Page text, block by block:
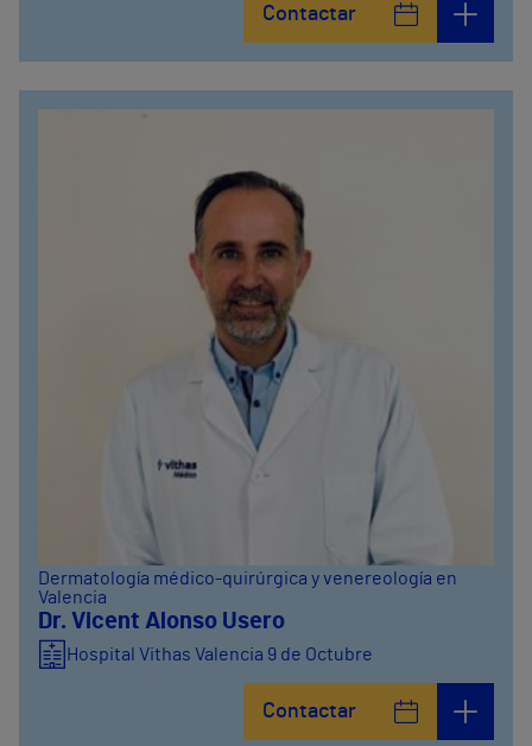
Contactar
Dermatología médico-quirúrgica y venereología en
Valencia
Dr. Vicent Alonso Usero
Hospital Vithas Valencia 9 de Octubre
Contactar